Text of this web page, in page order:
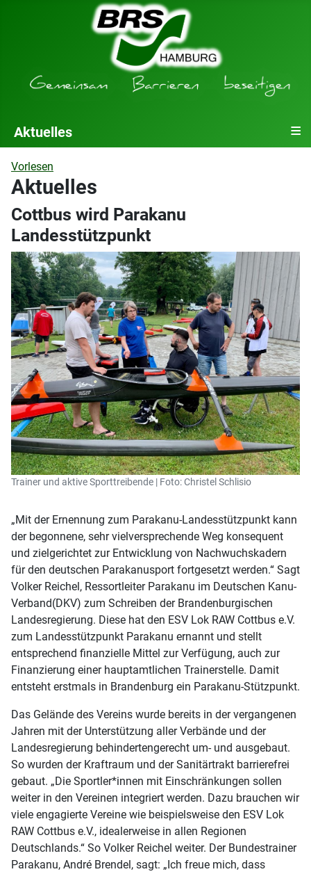
Aktuelles ≡
Vorlesen
Aktuelles
Cottbus wird Parakanu
Landesstützpunkt
Trainer und aktive Sporttreibende | Foto: Christel Schlisio
„Mit der Ernennung zum Parakanu-Landesstützpunkt kann
der begonnene, sehr vielversprechende Weg konsequent
und zielgerichtet zur Entwicklung von Nachwuchskadern
für den deutschen Parakanusport fortgesetzt werden.“ Sagt
Volker Reichel, Ressortleiter Parakanu im Deutschen Kanu-
Verband(DKV) zum Schreiben der Brandenburgischen
Landesregierung. Diese hat den ESV Lok RAW Cottbus e.V.
zum Landesstützpunkt Parakanu ernannt und stellt
entsprechend finanzielle Mittel zur Verfügung, auch zur
Finanzierung einer hauptamtlichen Trainerstelle. Damit
entsteht erstmals in Brandenburg ein Parakanu-Stützpunkt.
Das Gelände des Vereins wurde bereits in der vergangenen
Jahren mit der Unterstützung aller Verbände und der
Landesregierung behindertengerecht um- und ausgebaut.
So wurden der Kraftraum und der Sanitärtrakt barrierefrei
gebaut. „Die Sportler*innen mit Einschränkungen sollen
weiter in den Vereinen integriert werden. Dazu brauchen wir
viele engagierte Vereine wie beispielsweise den ESV Lok
RAW Cottbus e.V., idealerweise in allen Regionen
Deutschlands.“ So Volker Reichel weiter. Der Bundestrainer
Parakanu, André Brendel, sagt: „Ich freue mich, dass